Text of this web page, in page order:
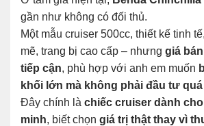
gần như không có đối thủ.
Một mẫu cruiser 500cc, thiết kế tinh
mẽ, trang bị cao cấp – nhưng giá
tiếp cận, phù hợp với anh em muốn
khối lớn mà không phải đầu tư
Đây chính là chiếc cruiser dành
minh, biết chọn giá trị thật thay vì